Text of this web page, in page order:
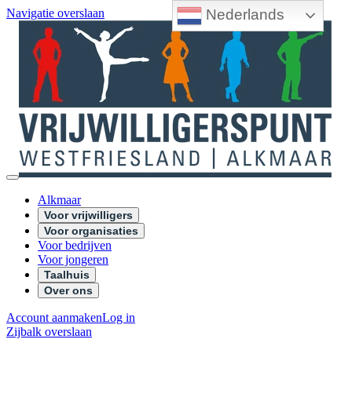
Nederlands
Navigatie overslaan
Alkmaar
Voor vrijwilligers
Voor organisaties
Voor bedrijven
Voor jongeren
Taalhuis
Over ons
Account aanmakenLog in
Zijbalk overslaan